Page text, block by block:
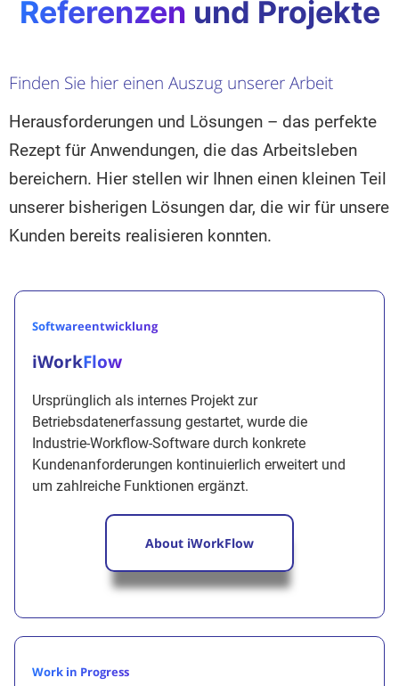
Referenzen und Projekte
Finden Sie hier einen Auszug unserer Arbeit
Herausforderungen und Lösungen – das perfekte
Rezept für Anwendungen, die das Arbeitsleben
bereichern. Hier stellen wir Ihnen einen kleinen Teil
unserer bisherigen Lösungen dar, die wir für unsere
Kunden bereits realisieren konnten.
Softwareentwicklung
iWorkFlow
Ursprünglich als internes Projekt zur
Betriebsdatenerfassung gestartet, wurde die
Industrie-Workflow-Software durch konkrete
Kundenanforderungen kontinuierlich erweitert und
um zahlreiche Funktionen ergänzt.
About iWorkFlow
Work in Progress